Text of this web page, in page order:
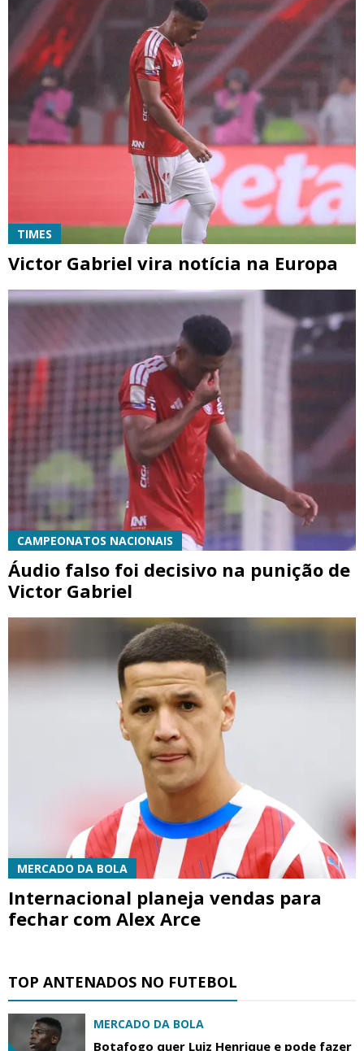
TIMES
Victor Gabriel vira notícia na Europa
CAMPEONATOS NACIONAIS
Áudio falso foi decisivo na punição de
Victor Gabriel
MERCADO DA BOLA
Internacional planeja vendas para
fechar com Alex Arce
TOP ANTENADOS NO FUTEBOL
MERCADO DA BOLA
Botafogo quer Luiz Henrique e pode fazer